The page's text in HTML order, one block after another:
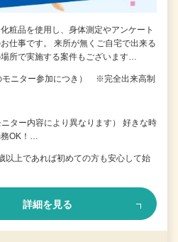
粧品を使用し、身体測定やアンケート
仕事です。 来所が無くご自宅で出来る
所で実施する案件もございます…
モニター参加につき） ※完全出来高制
ター内容により異なります） 好きな時
務OK！…
上であれば初めての方も安心して始
詳細を見る